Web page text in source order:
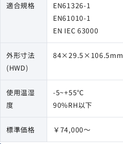
適合規格
EN61326-1
EN61010-1
EN IEC 63000
外形寸法
(HWD)
84×29.5×106.5mm
使用温湿
度
-5~+55℃
90%RH以下
標準価格 ￥74,000〜